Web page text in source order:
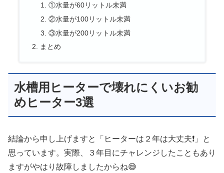
①水量が60リットル未満
②水量が100リットル未満
③水量が200リットル未満
まとめ
水槽用ヒーターで壊れにくいお勧
めヒーター3選
結論から申し上げますと「ヒーターは２年は大丈夫❗」と
思っています。実際、３年目にチャレンジしたこともあり
ますがやはり故障しましたからね😅